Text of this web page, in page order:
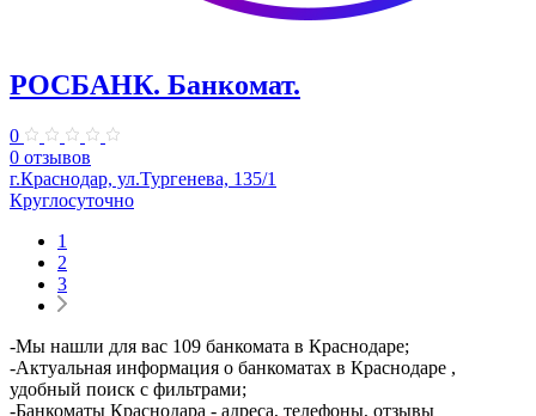
РОСБАНК. Банкомат.
0
0 отзывов
г.Краснодар, ул.Тургенева, 135/1
Круглосуточно
1
2
3
-Мы нашли для вас 109 банкомата в Краснодаре;
-Актуальная информация о банкоматах в Краснодаре ,
удобный поиск с фильтрами;
-Банкоматы Краснодара - адреса, телефоны, отзывы